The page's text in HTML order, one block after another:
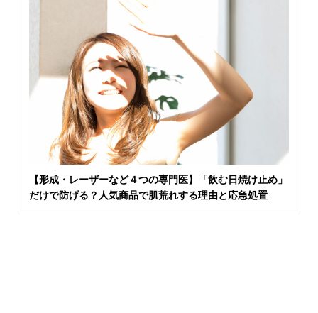
【形成・レーザーなど４つの専門医】「飲む日焼け止め」
だけで防げる？人気商品で肌荒れする理由と応急処置